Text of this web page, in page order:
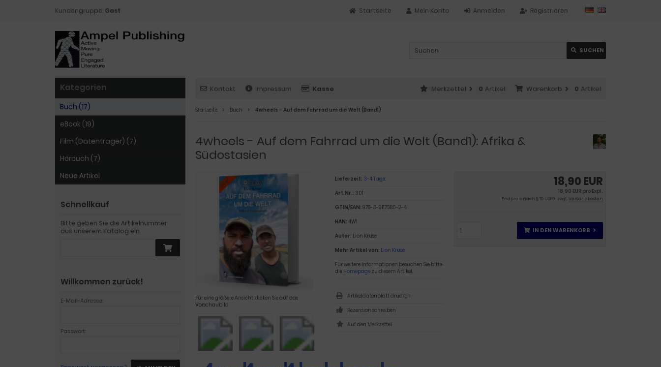
Kundengruppe: Gast Registrieren
Anmelden
Mein Konto
Startseite
SUCHEN
Kontakt Impressum Kasse Warenkorb 0 Artikel
Merkzettel 0 Artikel
Startseite Buch 4wheels – Auf dem Fahrrad um die Welt (Band1)
4wheels - Auf dem Fahrrad um die Welt (Band1): Afrika &
Südostasien
Für eine größere Ansicht klicken Sie auf das
Vorschaubild
18,90 EUR
18,90 EUR pro Expl.
Endpreis nach § 19 UStG. zzgl. Versandkosten
IN DEN WARENKORB
Lieferzeit: 3-4 Tage
Art.Nr.: 301
GTIN/EAN: 978-3-9117580-2-4
HAN: 4W1
Autor: Lion Kruse
Mehr Artikel von: Lion Kruse
Für weitere Informationen besuchen Sie bitte
die Homepagezu diesem Artikel.
Artikeldatenblatt drucken
Rezension schreiben
Kategorien
Buch (17)
eBook (19)
Film (Datenträger) (7)
Hörbuch (7)
Neue Artikel
Schnellkauf
Bitte geben Sie die Artikelnummer
aus unserem Katalog ein.
Willkommen zurück!
E-Mail-Adresse:
Passwort: